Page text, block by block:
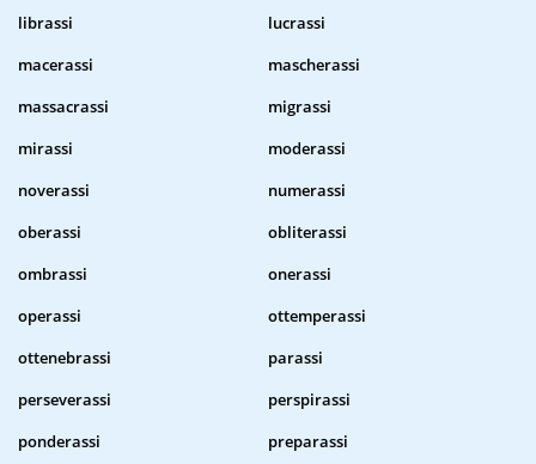
librassi
lucrassi
macerassi
mascherassi
massacrassi
migrassi
mirassi
moderassi
noverassi
numerassi
oberassi
obliterassi
ombrassi
onerassi
operassi
ottemperassi
ottenebrassi
parassi
perseverassi
perspirassi
ponderassi
preparassi